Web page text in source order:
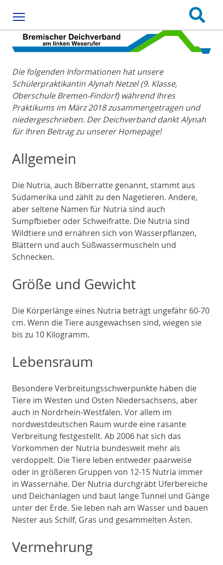
Die folgenden Informationen hat unsere
Schülerpraktikantin Alynah Netzel (9. Klasse,
Oberschule Bremen-Findorf) während Ihres
Praktikums im März 2018 zusammengetragen und
niedergeschrieben. Der Deichverband dankt Alynah
für Ihren Beitrag zu unserer Homepage!
Allgemein
Die Nutria, auch Biberratte genannt, stammt aus
Südamerika und zählt zu den Nagetieren. Andere,
aber seltene Namen für Nutria sind auch
Sumpfbieber oder Schweifratte. Die Nutria sind
Wildtiere und ernähren sich von Wasserpflanzen,
Blättern und auch Süßwassermuscheln und
Schnecken.
Größe und Gewicht
Die Körperlänge eines Nutria beträgt ungefähr 60-70
cm. Wenn die Tiere ausgewachsen sind, wiegen sie
bis zu 10 Kilogramm.
Lebensraum
Besondere Verbreitungsschwerpunkte haben die
Tiere im Westen und Osten Niedersachsens, aber
auch in Nordrhein-Westfalen. Vor allem im
nordwestdeutschen Raum wurde eine rasante
Verbreitung festgestellt. Ab 2006 hat sich das
Vorkommen der Nutria bundesweit mehr als
verdoppelt. Die Tiere leben entweder paarweise
oder in größeren Gruppen von 12-15 Nutria immer
in Wassernähe. Der Nutria durchgräbt Uferbereiche
und Deichanlagen und baut lange Tunnel und Gänge
unter der Erde. Sie leben nah am Wasser und bauen
Nester aus Schilf, Gras und gesammelten Ästen.
Vermehrung